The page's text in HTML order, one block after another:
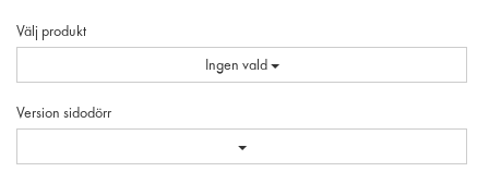
Välj produkt
Ingen vald
Version sidodörr